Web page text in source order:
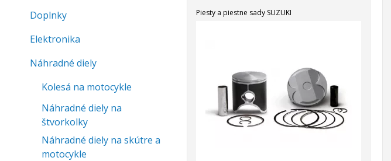
Piesty a piestne sady SUZUKI
Doplnky
Elektronika
Náhradné diely
Kolesá na motocykle
Náhradné diely na
štvorkolky
Náhradné diely na skútre a
motocykle